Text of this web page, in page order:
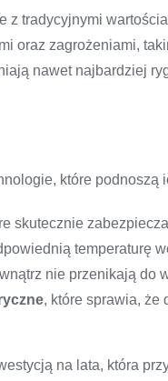
z tradycyjnymi
oraz zagrożeniami,
nawet najbardziej
które
skutecznie
temperaturę
nie przenikają
, które sprawia, że
na lata, która